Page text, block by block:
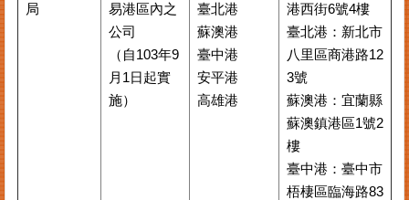
局
易港區內之
公司
（自103年9
月1日起實
施）
臺北港
蘇澳港
臺中港
安平港
高雄港
港西街6號4樓
臺北港：新北市
八里區商港路12
3號
蘇澳港：宜蘭縣
蘇澳鎮港區1號2
樓
臺中港：臺中市
梧棲區臨海路83